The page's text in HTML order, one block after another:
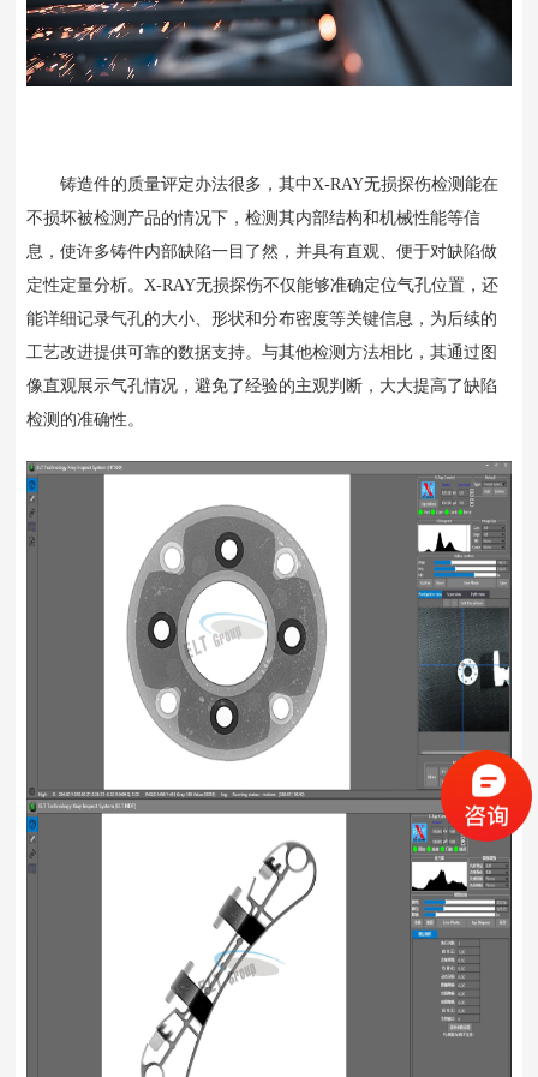
铸造件的质量评定办法很多，其中X-RAY无损探伤检测能在
不损坏被检测产品的情况下，检测其内部结构和机械性能等信
息，使许多铸件内部缺陷一目了然，并具有直观、便于对缺陷做
定性定量分析。 X-RAY无损探伤不仅能够准确定位气孔位置，还
能详细记录气孔的大小、形状和分布密度等关键信息，为后续的
工艺改进提供可靠的数据支持。与其他检测方法相比，其通过图
像直观展示气孔情况，避免了经验的主观判断，大大提高了缺陷
检测的准确性。